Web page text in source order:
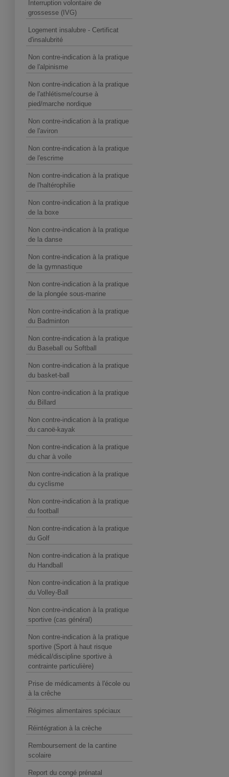
Interruption volontaire de
grossesse (IVG)
Logement insalubre - Certificat
d'insalubrité
Non contre-indication à la pratique
de l'alpinisme
Non contre-indication à la pratique
de l'athlétisme/course à
pied/marche nordique
Non contre-indication à la pratique
de l'aviron
Non contre-indication à la pratique
de l'escrime
Non contre-indication à la pratique
de l'haltérophilie
Non contre-indication à la pratique
de la boxe
Non contre-indication à la pratique
de la danse
Non contre-indication à la pratique
de la gymnastique
Non contre-indication à la pratique
de la plongée sous-marine
Non contre-indication à la pratique
du Badminton
Non contre-indication à la pratique
du Baseball ou Softball
Non contre-indication à la pratique
du basket-ball
Non contre-indication à la pratique
du Billard
Non contre-indication à la pratique
du canoë-kayak
Non contre-indication à la pratique
du char à voile
Non contre-indication à la pratique
du cyclisme
Non contre-indication à la pratique
du football
Non contre-indication à la pratique
du Golf
Non contre-indication à la pratique
du Handball
Non contre-indication à la pratique
du Volley-Ball
Non contre-indication à la pratique
sportive (cas général)
Non contre-indication à la pratique
sportive (Sport à haut risque
médical/discipline sportive à
contrainte particulière)
Prise de médicaments à l'école ou
à la crêche
Régimes alimentaires spéciaux
Réintégration à la crèche
Remboursement de la cantine
scolaire
Report du congé prénatal